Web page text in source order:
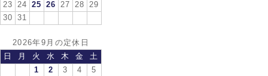
23
24 25 26 27 28
29
30
31
2026年9月の定休日
日
月 火 水 木 金
土
1
2 3 4
5